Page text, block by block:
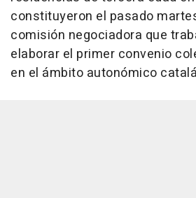
constituyeron el pasado
comisión negociadora que
elaborar el primer convenio
en el ámbito autonómico